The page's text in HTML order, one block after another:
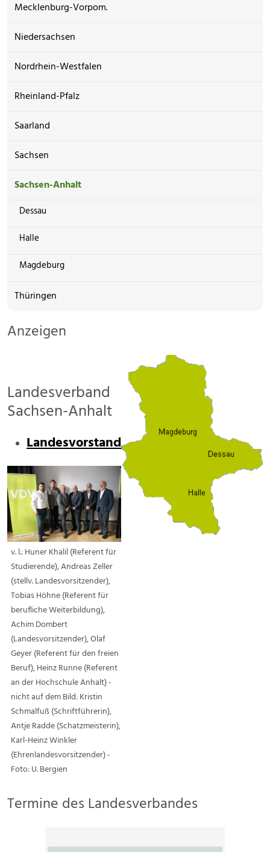
Mecklenburg-Vorpom.
Niedersachsen
Nordrhein-Westfalen
Rheinland-Pfalz
Saarland
Sachsen
Sachsen-Anhalt
Dessau
Halle
Magdeburg
Thüringen
Anzeigen
Landesverband
Sachsen-Anhalt
Landesvorstand
v. l.: Huner Khalil (Referent für
Studierende), Andreas Zeller
(stellv. Landesvorsitzender),
Tobias Höhne (Referent für
berufliche Weiterbildung),
Achim Dombert
(Landesvorsitzender), Olaf
Geyer (Referent für den freien
Beruf), Heinz Runne (Referent
an der Hochschule Anhalt) -
nicht auf dem Bild: Kristin
Schmalfuß (Schriftführerin),
Antje Radde (Schatzmeisterin),
Karl-Heinz Winkler
(Ehrenlandesvorsitzender) -
Foto: U. Bergien
Termine des Landesverbandes